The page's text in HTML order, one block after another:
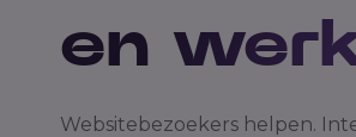
en
Websitebezoekers helpen.